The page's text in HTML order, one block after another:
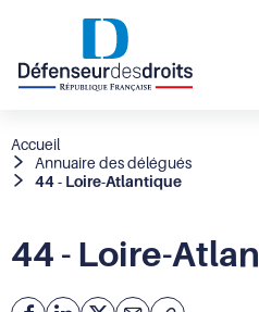
Fil
d'Ariane
Accueil
Annuaire des délégués
44 - Loire-Atlantique
44 - Loire-